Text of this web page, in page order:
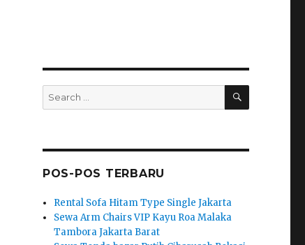
Search
for:
SEARCH
POS-POS TERBARU
Rental Sofa Hitam Type Single Jakarta
Sewa Arm Chairs VIP Kayu Roa Malaka
Tambora Jakarta Barat